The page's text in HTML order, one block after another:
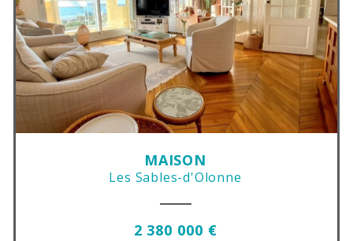
MAISON
Les Sables-d'Olonne
2 380 000 €